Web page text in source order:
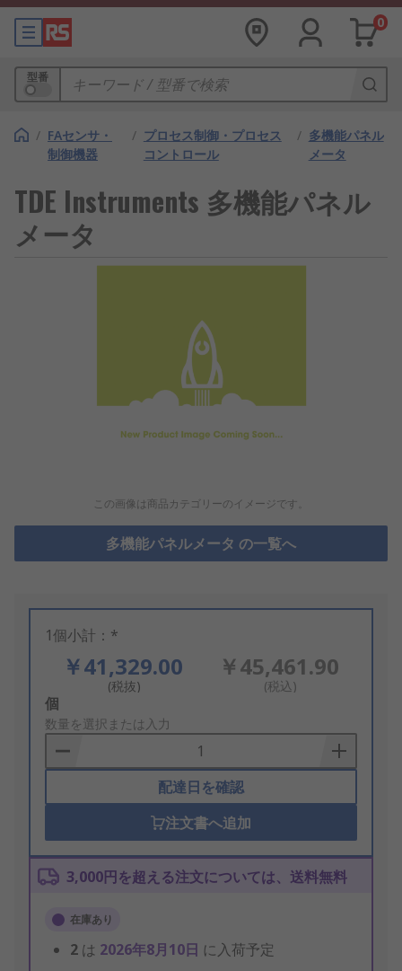
0
型番
/ FAセンサ・
制御機器
/ プロセス制御・プロセス
コントロール
/ 多機能パネル
メータ
TDE Instruments 多機能パネル
メータ
この画像は商品カテゴリーのイメージです。
多機能パネルメータ の一覧へ
1個小計：*
￥41,329.00
(税抜)
￥45,461.90
(税込)
Add
to
Basket
個
数量を選択または入力
配達日を確認
注文書へ追加
3,000円を超える注文については、送料無料
在庫あり
2 は 2026年8月10日 に入荷予定